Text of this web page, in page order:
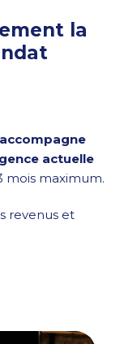
la
accompagne
actuelle
mois maximum.
revenus et